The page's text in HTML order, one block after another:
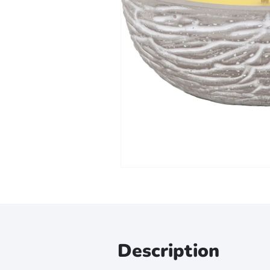
Zoomer sur l'image
Description